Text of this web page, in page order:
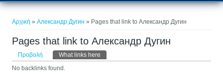
Αρχική »Александр Дугин» Pages that link to Александр Дугин
Pages that link to Александр Дугин
Πρωτεύουσες καρτέλες
Προβολή What links here
No backlinks found.